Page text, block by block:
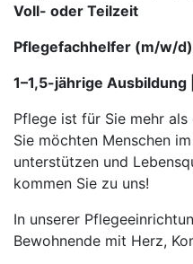
Voll- oder Teilzeit
Pflegefachhelfer (m/w/d)
1–1,5-jährige
Pflege ist für Sie mehr als
Sie möchten Menschen
unterstützen und
kommen Sie zu uns!
In unserer
Bewohnende mit Herz,